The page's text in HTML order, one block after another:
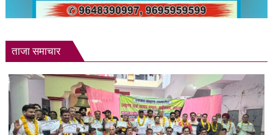
ताजा समाचार